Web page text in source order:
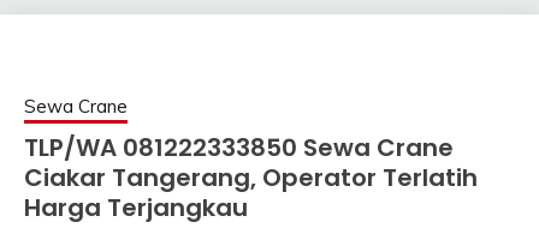
Sewa Crane
TLP/WA 081222333850 Sewa Crane
Ciakar Tangerang, Operator Terlatih
Harga Terjangkau